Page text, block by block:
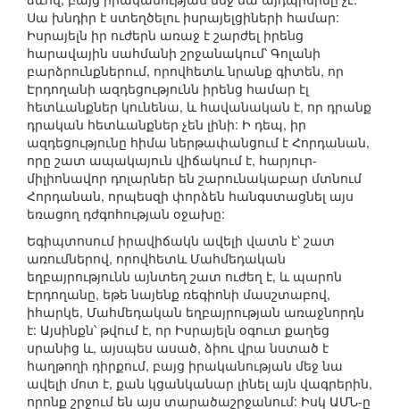
Սա խնդիր է ստեղծելու իսրայելցիների համար:
Իսրայելն իր ուժերն առաջ է շարժել իրենց
հարավային սահմանի շրջանակում՝ Գոլանի
բարձրունքներում, որովհետև նրանք գիտեն, որ
Էրդողանի ազդեցությունն իրենց համար էլ
հետևանքներ կունենա, և հավանական է, որ դրանք
դրական հետևանքներ չեն լինի: Ի դեպ, իր
ազդեցությունը հիմա ներթափանցում է Հորդանան,
որը շատ ապակայուն վիճակում է, հարյուր-
միլիոնավոր դոլարներ են շարունակաբար մտնում
Հորդանան, որպեսզի փորձեն հանգստացնել այս
եռացող դժգոհության օջախը:
Եգիպտոսում իրավիճակն ավելի վատն է՝ շատ
առումներով, որովհետև Մահմեդական
եղբայրությունն այնտեղ շատ ուժեղ է, և պարոն
Էրդողանը, եթե նայենք ռեգիոնի մասշտաբով,
իհարկե, Մահմեդական եղբայրության առաջնորդն
է: Այսինքն՝ թվում է, որ Իսրայելն օգուտ քաղեց
սրանից և, այսպես ասած, ձիու վրա նստած է
հաղթողի դիրքում, բայց իրականության մեջ նա
ավելի մոտ է, քան կցանկանար լինել այն վագրերին,
որոնք շրջում են այս տարածաշրջանում: Իսկ ԱՄՆ-ը